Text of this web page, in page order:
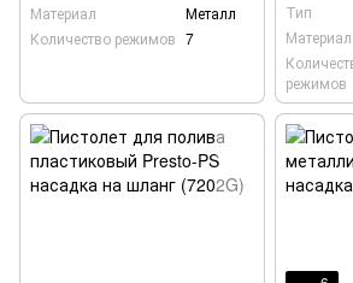
Материал
Металл
Количество режимов 7
Тип
Материал
режимов